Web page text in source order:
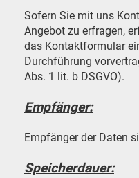
Sofern Sie mit uns
Angebot zu erfragen,
das Kontaktformular
Durchführung
Abs. 1 lit. b DSGVO).
Empfänger:
Empfänger der Daten
Speicherdauer: